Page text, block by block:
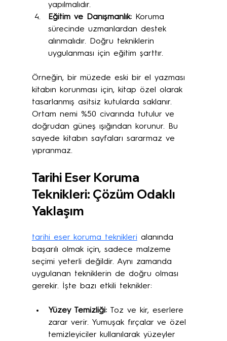
yapılmalıdır.
Eğitim ve Danışmanlık: Koruma
sürecinde uzmanlardan destek
alınmalıdır. Doğru tekniklerin
uygulanması için eğitim şarttır.
Örneğin, bir müzede eski bir el yazması
kitabın korunması için, kitap özel olarak
tasarlanmış asitsiz kutularda saklanır.
Ortam nemi %50 civarında tutulur ve
doğrudan güneş ışığından korunur. Bu
sayede kitabın sayfaları sararmaz ve
yıpranmaz.
Tarihi Eser Koruma
Teknikleri: Çözüm Odaklı
Yaklaşım
tarihi eser koruma teknikleri alanında
başarılı olmak için, sadece malzeme
seçimi yeterli değildir. Aynı zamanda
uygulanan tekniklerin de doğru olması
gerekir. İşte bazı etkili teknikler:
Yüzey Temizliği: Toz ve kir, eserlere
zarar verir. Yumuşak fırçalar ve özel
temizleyiciler kullanılarak yüzeyler